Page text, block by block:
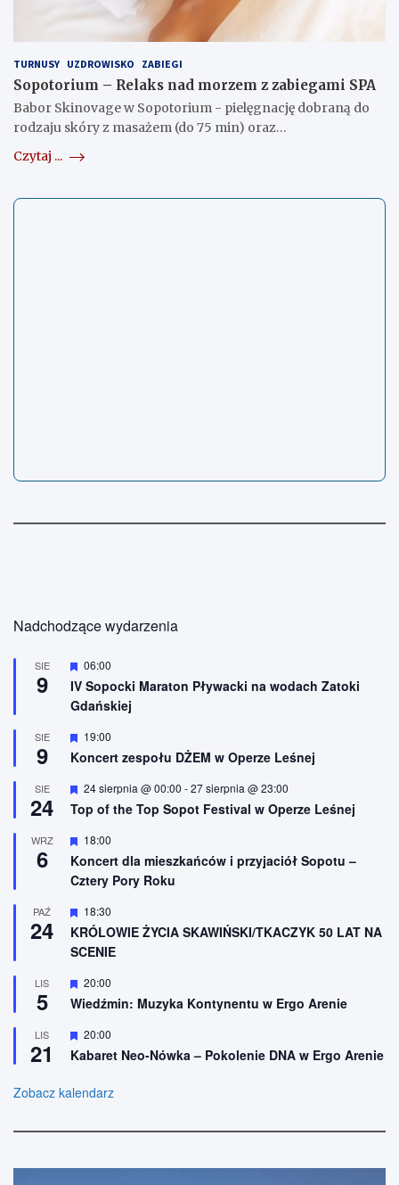
TURNUSY UZDROWISKO ZABIEGI
Sopotorium – Relaks nad morzem z zabiegami SPA
Babor Skinovage w Sopotorium - pielęgnację dobraną do
rodzaju skóry z masażem (do 75 min) oraz…
Czytaj ...
Nadchodzące wydarzenia
SIE
9
W
y
r
ó
n
o
e
06:00
IV Sopocki Maraton Pływacki na wodach Zatoki
Gdańskiej
SIE
9
W
r
ż
n
o
n
e
19:00
Koncert zespołu DŻEM w Operze Leśnej
SIE
24
W
r
ż
n
o
e
24 sierpnia @ 00:00 -27 sierpnia @ 23:00
Top of the Top Sopot Festival w Operze Leśnej
WRZ
6
W
r
ó
n
i
o
n
18:00
Koncert dla mieszkańców i przyjaciół Sopotu –
Cztery Pory Roku
PAŹ
24
W
y
r
ó
n
i
o
e
18:30
KRÓLOWIE ŻYCIA SKAWIŃSKI/TKACZYK 50 LAT NA
SCENIE
LIS
5
W
y
r
ż
n
n
20:00
Wiedźmin: Muzyka Kontynentu w Ergo Arenie
LIS
21
W
y
r
ż
o
20:00
Kabaret Neo-Nówka – Pokolenie DNA w Ergo Arenie
Zobacz kalendarz